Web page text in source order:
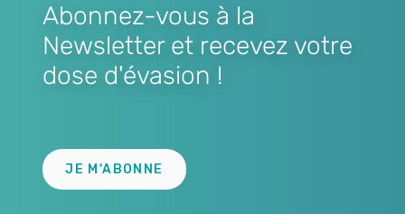
Abonnez-vous à la
Newsletter et recevez votre
dose d'évasion !
JE M'ABONNE